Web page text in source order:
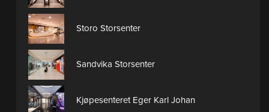
Storo Storsenter
Sandvika Storsenter
Kjøpesenteret Eger Karl Johan